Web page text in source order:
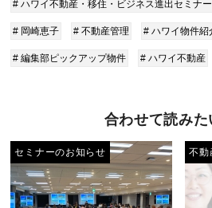
# ハワイ不動産・移住・ビジネス進出セミナー
# 岡崎恵子 # 不動産管理 # ハワイ物件紹
# 編集部ピックアップ物件 # ハワイ不動産
合わせて読みた
セミナーのお知らせ 不動